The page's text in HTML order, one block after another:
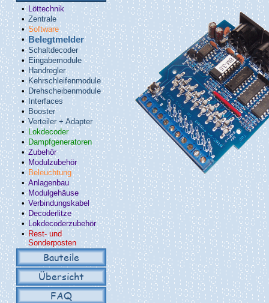
• Löttechnik
• Zentrale
• Software
• Belegtmelder
•Schaltdecoder
• Eingabemodule
• Handregler
• Kehrschleifenmodule
• Drehscheibenmodule
• Interfaces
• Booster
• Verteiler + Adapter
• Lokdecoder
• Dampfgeneratoren
•Zubehör
• Modulzubehör
• Beleuchtung
•Anlagenbau
• Modulgehäuse
• Verbindungskabel
• Decoderlitze
• Lokdecoderzubehör
• Rest- und
Sonderposten
Bauteile
Übersicht
FAQ